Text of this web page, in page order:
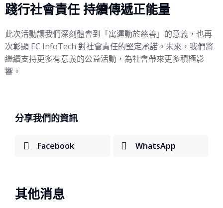
踐行社會責任 持續傳遞正能量
此次活動讓我們深刻體會到「寓運動於慈善」的意義，也再
次彰顯 EC InfoTech 對社會責任的堅定承諾。未來，我們將
繼續支持更多有意義的公益活動，為社會帶來更多積極影
響。
分享我們的資訊
Facebook WhatsApp
其他消息